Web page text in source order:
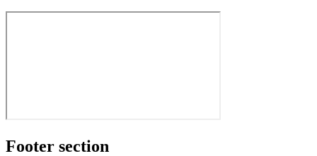
Footer section